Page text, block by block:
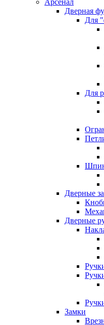
Арсенал
Дверная
Для
Для
Дверные
Дверные
Замки